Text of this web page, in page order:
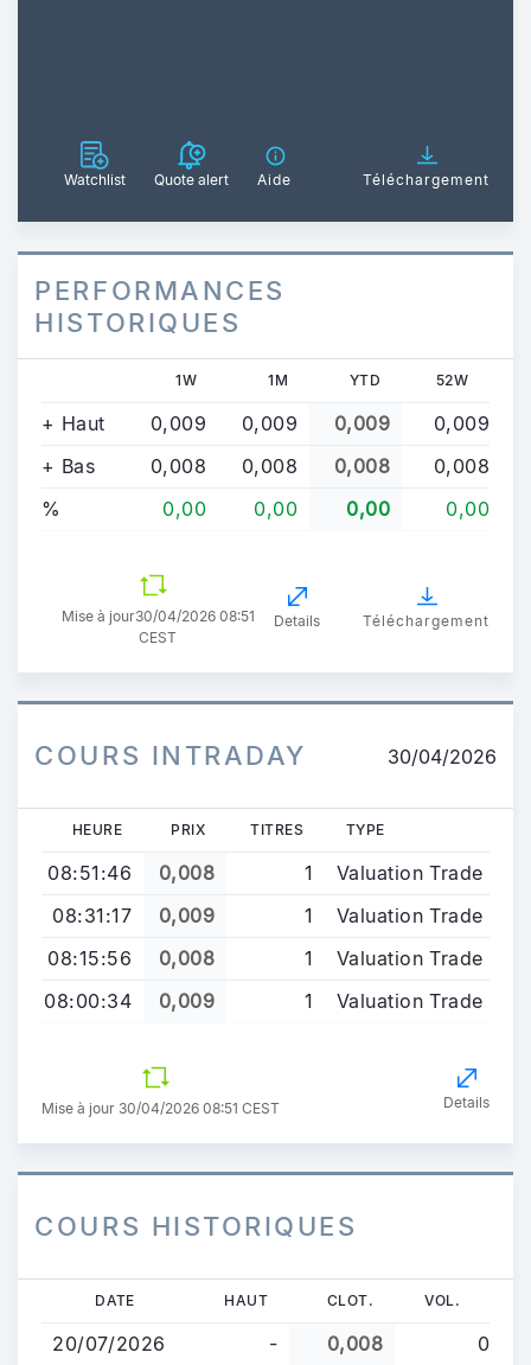
Watchlist Quote alert Aide Téléchargement
PERFORMANCES
HISTORIQUES
1W 1M YTD 52W
+ Haut 0,009 0,009 0,009
0,009
+ Bas
0,008 0,008 0,008
0,008
%
0,00 0,00 0,00 0,00
Mise à jour30/04/2026 08:51
CEST
Details Téléchargement
COURS INTRADAY 30/04/2026
HEURE PRIX TITRES TYPE
08:51:46 0,008 1
Valuation Trade
08:31:17
0,009 1
Valuation Trade
08:15:56
0,008 1
Valuation Trade
08:00:34
0,009 1 Valuation Trade
Mise à jour 30/04/2026 08:51 CEST Details
COURS HISTORIQUES
contenu
DATE HAUT CLOT. VOL.
20/07/2026 - 0,008
0